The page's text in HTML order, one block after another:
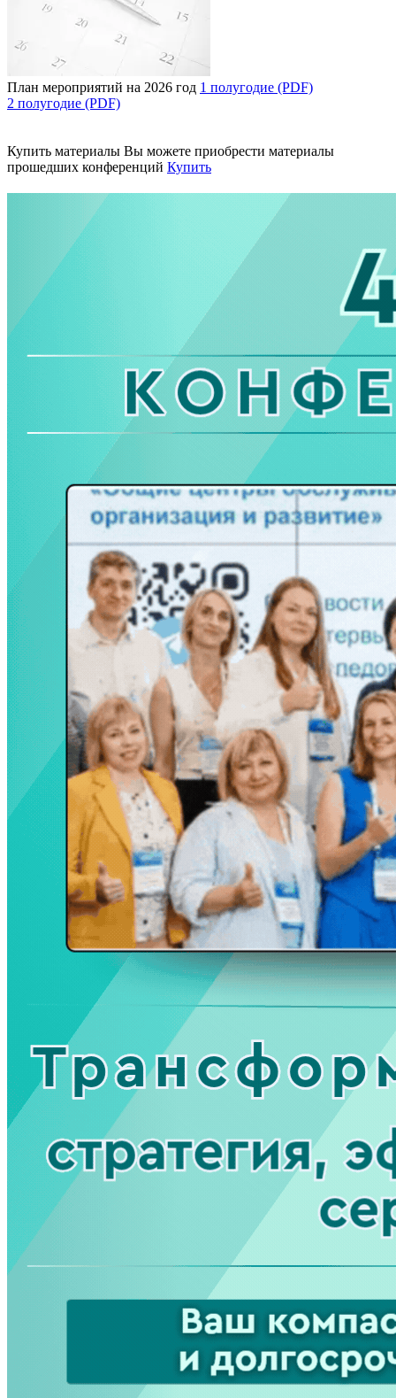
План мероприятий на 2026 год 1 полугодие (PDF)
2 полугодие (PDF)
Купить материалы Вы можете приобрести материалы
прошедших конференций Купить